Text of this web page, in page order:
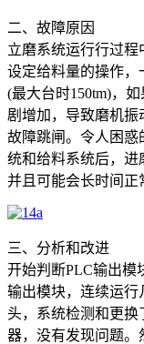
二、故障原因
立磨系统运行行过
设定给料量的操作，
(最大台时150tm)，
剧增加，导致磨机
故障跳闸。令人困惑
统和给料系统后，进
并且可能会长时间正
三、分析和改进
开始判断PLC输出模
输出模块，连续运行
头，系统检测和更
器，没有发现问题。